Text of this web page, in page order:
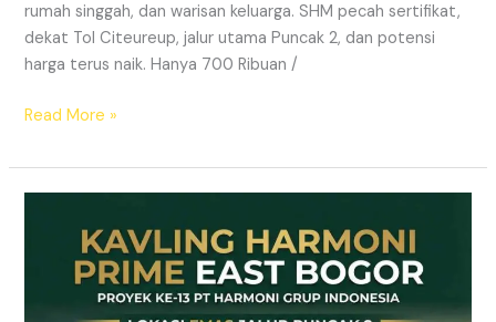
rumah singgah, dan warisan keluarga. SHM pecah sertifikat,
dekat Tol Citeureup, jalur utama Puncak 2, dan potensi
harga terus naik. Hanya 700 Ribuan /
Read More »
Citeureup